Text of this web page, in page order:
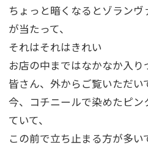
ちょっと暗くなるとゾラン
が当たって、
それはそれはきれい
お店の中まではなかなか入り
皆さん、外からご覧いただい
今、コチニールで染めたピ
ていて、
この前で立ち止まる方が多い